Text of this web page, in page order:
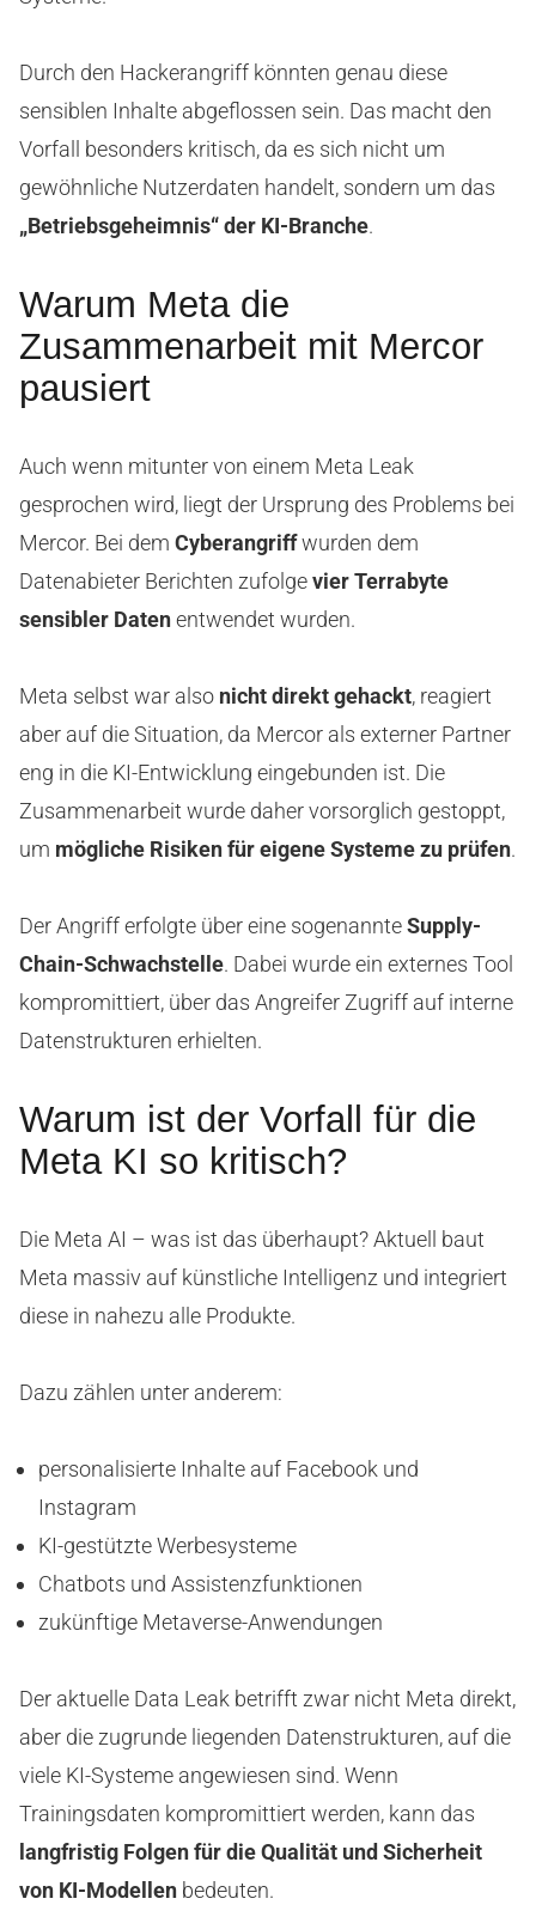
Durch den Hackerangriff könnten genau diese
sensiblen Inhalte abgeflossen sein. Das macht den
Vorfall besonders kritisch, da es sich nicht um
gewöhnliche Nutzerdaten handelt, sondern um das
„Betriebsgeheimnis“ der KI-Branche.
Warum Meta die
Zusammenarbeit mit Mercor
pausiert
Auch wenn mitunter von einem Meta Leak
gesprochen wird, liegt der Ursprung des Problems bei
Mercor. Bei dem Cyberangriffwurden dem
Datenabieter Berichten zufolgevier Terrabyte
sensibler Datenentwendet wurden.
Meta selbst war also nicht direkt gehackt, reagiert
aber auf die Situation, da Mercor als externer Partner
eng in die KI-Entwicklung eingebunden ist. Die
Zusammenarbeit wurde daher vorsorglich gestoppt,
um mögliche Risiken für eigene Systeme zu prüfen.
Der Angriff erfolgte über eine sogenannteSupply-
Chain-Schwachstelle. Dabei wurde ein externes Tool
kompromittiert, über das Angreifer Zugriff auf interne
Datenstrukturen erhielten.
Warum ist der Vorfall für die
Meta KI so kritisch?
Die Meta AI – was ist das überhaupt? Aktuell baut
Meta massiv auf künstliche Intelligenz und integriert
diese in nahezu alle Produkte.
Dazu zählen unter anderem:
personalisierte Inhalte auf Facebook und
Instagram
KI-gestützte Werbesysteme
Chatbots und Assistenzfunktionen
zukünftige Metaverse-Anwendungen
Der aktuelle Data Leak betrifft zwar nicht Meta direkt,
aber die zugrunde liegenden Datenstrukturen, auf die
viele KI-Systeme angewiesen sind. Wenn
Trainingsdaten kompromittiert werden, kann das
langfristig Folgen für die Qualität und Sicherheit
von KI-Modellen bedeuten.